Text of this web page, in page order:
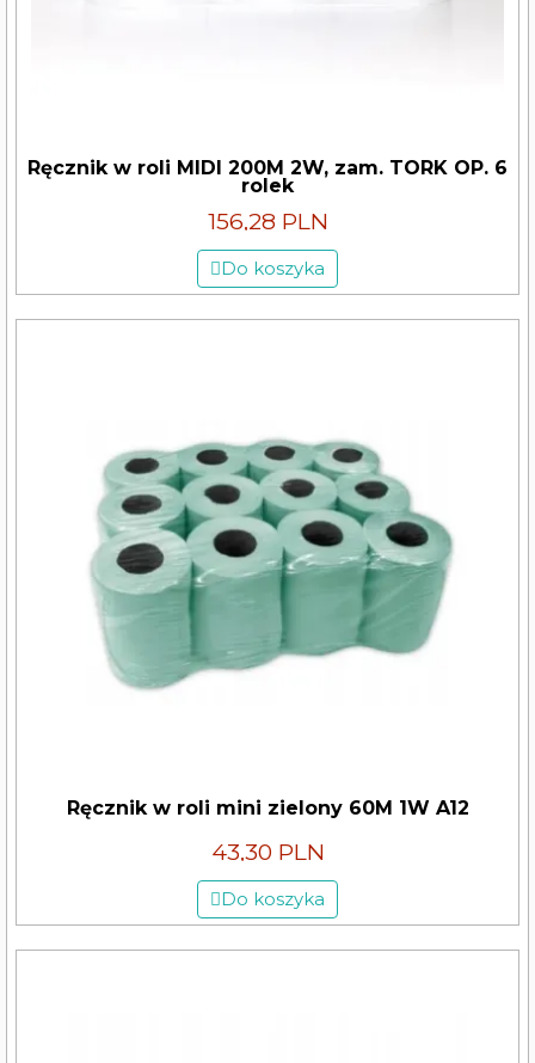
Ręcznik w roli MIDI 200M 2W, zam. TORK OP. 6
rolek
156,28 PLN
Do koszyka
Ręcznik w roli mini zielony 60M 1W A12
43,30 PLN
Do koszyka